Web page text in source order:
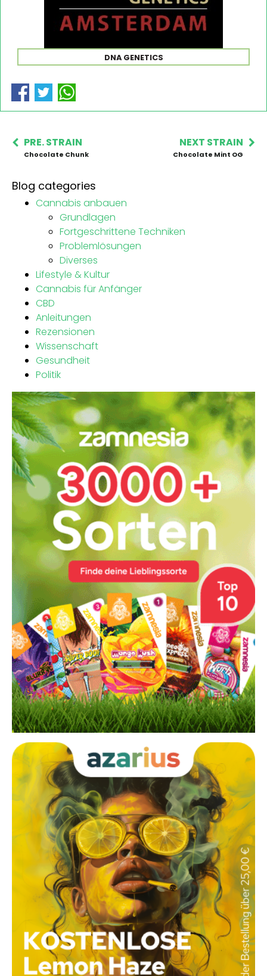
DNA GENETICS
PRE. STRAIN
Chocolate Chunk
NEXT STRAIN
Chocolate Mint OG
Blog categories
Cannabis anbauen
Grundlagen
Fortgeschrittene Techniken
Problemlösungen
Diverses
Lifestyle & Kultur
Cannabis für Anfänger
CBD
Anleitungen
Rezensionen
Wissenschaft
Gesundheit
Politik